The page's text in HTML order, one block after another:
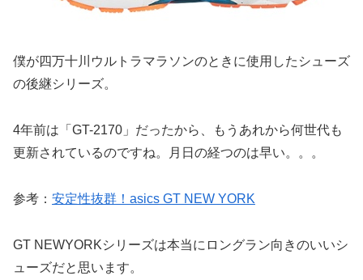
僕が四万十川ウルトラマラソンのときに使用したシューズ
の後継シリーズ。
4年前は「GT-2170」だったから、もうあれから何世代も
更新されているのですね。月日の経つのは早い。。。
参考： 安定性抜群！asics GT NEW YORK
GT NEWYORKシリーズは本当にロングラン向きのいいシ
ューズだと思います。